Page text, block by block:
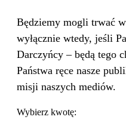
Będziemy mogli trwać
wyłącznie wtedy, jeśli
Darczyńcy – będą tego
Państwa ręce nasze
misji naszych mediów.
Wybierz kwotę: